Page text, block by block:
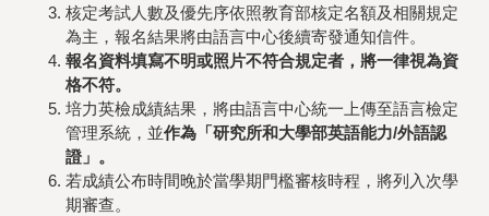
核定考試人數及優先序依照教育部核定名額及相關規定
為主，報名結果將由語言中心後續寄發通知信件。
報名資料填寫不明或照片不符合規定者，將一律視為資
格不符。
培力英檢成績結果，將由語言中心統一上傳至語言檢定
管理系統，並作為「研究所和大學部英語能力/外語認
證」。
若成績公布時間晚於當學期門檻審核時程，將列入次學
期審查。